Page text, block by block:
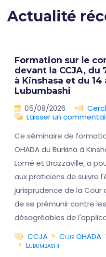
Actualité
Formation sur le
devant la CCJA, du
à Kinshasa et du
Lubumbashi
05/08/2026
Laisser un
Ce séminaire de
OHADA du Burkina à
Lomé et Brazzaville, a
aux praticiens de suivre
jurisprudence de la
de se prémunir contre
désagréables de
CCJA
Club OHADA
Lubumbashi